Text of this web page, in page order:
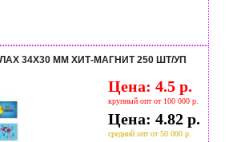
34Х30 ММ ХИТ-МАГНИТ 250 ШТ/УП
Цена: 4.5 р.
крупный опт от 100 000 р.
Цена: 4.82 р.
средний опт от 50 000 р.